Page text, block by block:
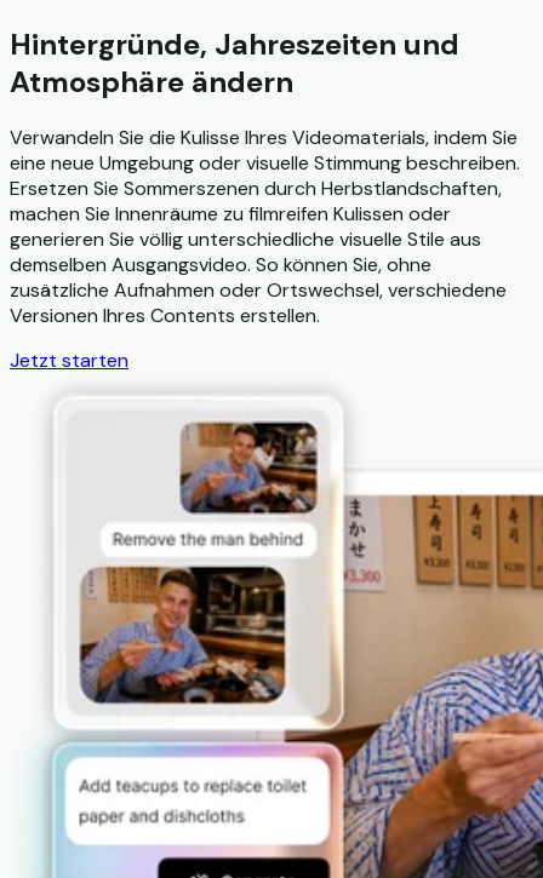
Hintergründe, Jahreszeiten und
Atmosphäre ändern
Verwandeln Sie die Kulisse Ihres Videomaterials, indem Sie
eine neue Umgebung oder visuelle Stimmung beschreiben.
Ersetzen Sie Sommerszenen durch Herbstlandschaften,
machen Sie Innenräume zu filmreifen Kulissen oder
generieren Sie völlig unterschiedliche visuelle Stile aus
demselben Ausgangsvideo. So können Sie, ohne
zusätzliche Aufnahmen oder Ortswechsel, verschiedene
Versionen Ihres Contents erstellen.
Jetzt starten